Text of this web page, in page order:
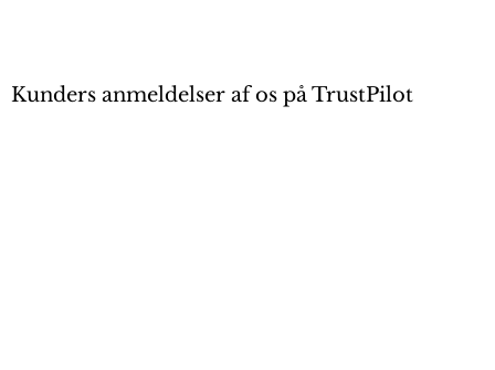
Kunders anmeldelser af os på TrustPilot